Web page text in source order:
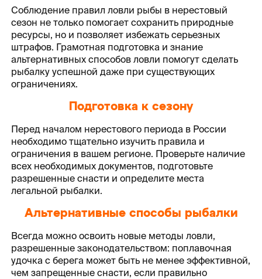
Соблюдение правил ловли рыбы в нерестовый
сезон не только помогает сохранить природные
ресурсы, но и позволяет избежать серьезных
штрафов. Грамотная подготовка и знание
альтернативных способов ловли помогут сделать
рыбалку успешной даже при существующих
ограничениях.
Подготовка к сезону
Перед началом нерестового периода в России
необходимо тщательно изучить правила и
ограничения в вашем регионе. Проверьте наличие
всех необходимых документов, подготовьте
разрешенные снасти и определите места
легальной рыбалки.
Альтернативные способы рыбалки
Всегда можно освоить новые методы ловли,
разрешенные законодательством: поплавочная
удочка с берега может быть не менее эффективной,
чем запрещенные снасти, если правильно